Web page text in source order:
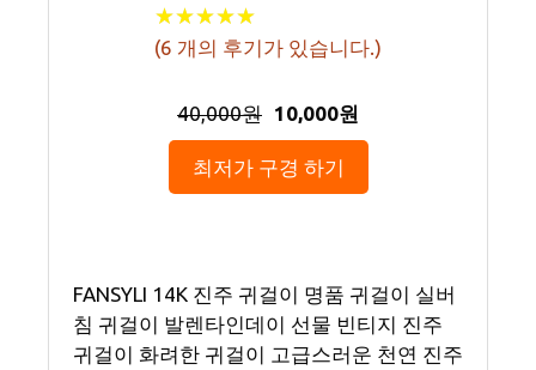
★★★★★
★★★★★
(6 개의 후기가 있습니다.)
40,000원 10,000원
최저가 구경 하기
FANSYLI 14K 진주 귀걸이 명품 귀걸이 실버
침 귀걸이 발렌타인데이 선물 빈티지 진주
귀걸이 화려한 귀걸이 고급스러운 천연 진주